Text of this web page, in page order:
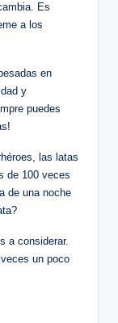
Es
a los
en
y
puedes
las latas‌
de 100 veces
de‌ una noche
⁣a ‍considerar.
​un poco